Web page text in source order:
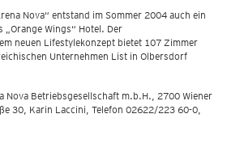
Nova“ entstand im Sommer 2004 auch ein
Wings“ Hotel. Der
neuen Lifestylekonzept bietet 107 Zimmer
Unternehmen List in Olbersdorf
Nova Betriebsgesellschaft m.b.H., 2700 Wiener
30, Karin Laccini, Telefon 02622/223 60-0,